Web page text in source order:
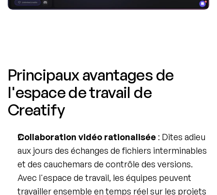
Principaux avantages de
l'espace de travail de
Creatify
Collaboration vidéo rationalisée : Dites adieu
aux jours des échanges de fichiers interminables
et des cauchemars de contrôle des versions.
Avec l'espace de travail, les équipes peuvent
travailler ensemble en temps réel sur les projets